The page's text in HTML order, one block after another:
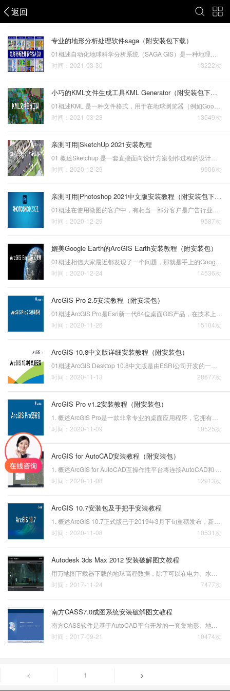
返回
GIS资源
专业的地形分析处理软件saga（附安装包下载）
13222次
时间：2021-03-30
小巧的KML文件生成工具KML Generator（附安装包下载）
13549次
时间：2021-03-23
亲测可用|SketchUp 2021安装教程
9906次
时间：2020-12-29
亲测可用|Photoshop 2021中文版安装教程（附安装包下载）
9587次
时间：2020-12-29
媲美Google Earth的ArcGIS Earth安装教程（附安装包）
14536次
时间：2020-12-24
ArcGIS Pro 2.5安装教程（附安装包）
15104次
时间：2020-11-26
ArcGIS 10.8中文版详细安装教程（附安装包）
28677次
时间：2020-11-13
ArcGIS Pro v1.2安装教程（附安装包）
10525次
时间：2020-11-09
ArcGIS for AutoCAD安装教程（附安装包）
12913次
时间：2020-11-08
ArcGIS 10.7安装包及手把手安装教程
10531次
时间：2020-11-08
Autodesk 3ds Max 2012 安装破解图文教程
7477次
时间：2017-11-24
南方CASS7.0成图系统安装破解图文教程
10474次
时间：2017-09-21
< 1 >